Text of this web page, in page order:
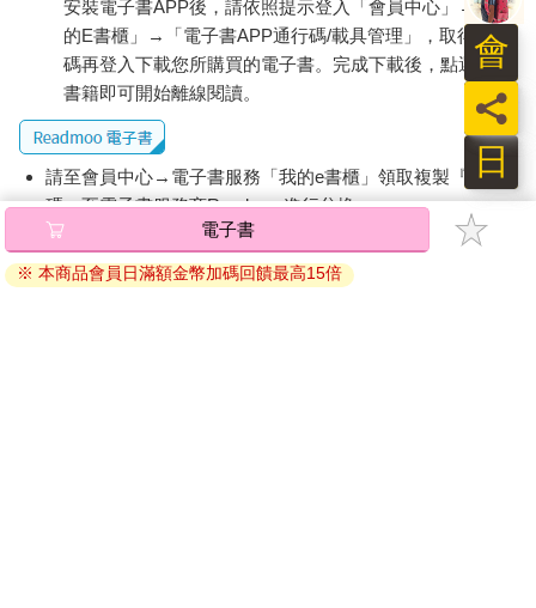
丈夫驟逝，我為什麼要分財產給他兄弟？
認識應繼分、特留分的意義與不可違
玉兔年，小滿夫妻回台灣度假的第一天，健壯先生高燒不退，院
方顧慮有帶原傳染性疾病的可能，急診後就立刻安排住院；四十
八小時之後，小滿失去了她的丈夫，不是染疫，不是急梗，院方
與醫生的病情說明，夾帶很多專有名詞，小滿悲痛欲絕。
難以節哀，仍得順變。
小滿夫妻遠離台灣十多年，突然回到台灣、突然病逝、突然手足
乍現、突然瞬間多出好幾個順位繼承人……。就算有遺囑，只因
生故者沒有子嗣，受法令保障的特留分仍將侵犯小滿的庫房，何
安裝電子書APP後，請依照提示登入「會員中心」→「我
的E書櫃」→「電子書APP通行碼/載具管理」，取得通行
碼再登入下載您所購買的電子書。完成下載後，點選任一
書籍即可開始離線閱讀。
請至會員中心→電子書服務「我的e書櫃」領取複製『兌換
碼』至電子書服務商Readmoo進行兌換。
退換貨須知：
因版權保護，您在金石堂所購買的電子書僅能以金石堂專屬
電子書
※ 本商品會員日滿額金幣加碼回饋最高15倍
日
員